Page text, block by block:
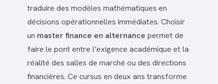
traduire des modèles mathématiques en
décisions opérationnelles immédiates. Choisir
un master finance en alternance permet de
faire le pont entre l’exigence académique et la
réalité des salles de marché ou des directions
financières. Ce cursus en deux ans transforme